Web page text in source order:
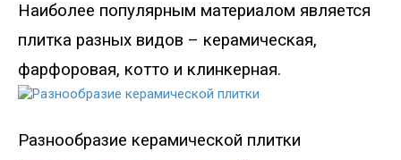
Наиболее популярным материалом является
плитка разных видов – керамическая,
фарфоровая, котто и клинкерная.
Разнообразие керамической плитки